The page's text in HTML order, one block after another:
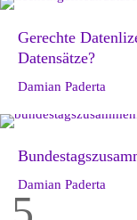
Gerechte
Datensätze?
Damian Paderta
Damian Paderta